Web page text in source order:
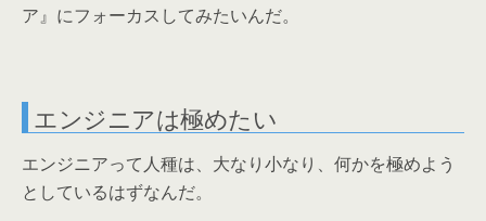
ア』にフォーカスしてみたいんだ。
エンジニアは極めたい
エンジニアって人種は、大なり小なり、何かを極めよう
としているはずなんだ。